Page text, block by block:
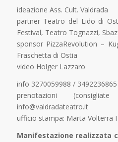
ideazione Ass. Cult. Valdrada
partner Teatro del Lido di
Festival, Teatro Tognazzi,
sponsor PizzaRevolution –
Fraschetta di Ostia
video Holger Lazzaro
info 3270059988 / 3492236865
prenotazioni
info@valdradateatro.it
ufficio stampa: Marta Volterra
Manifestazione realizzata